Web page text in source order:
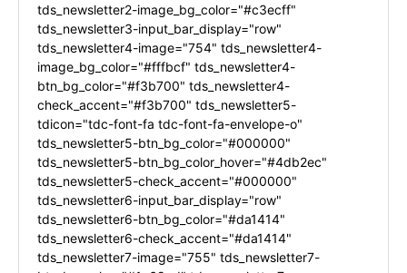
tds_newsletter2-image_bg_color="#c3ecff"
tds_newsletter3-input_bar_display="row"
tds_newsletter4-image="754" tds_newsletter4-
image_bg_color="#fffbcf" tds_newsletter4-
btn_bg_color="#f3b700" tds_newsletter4-
check_accent="#f3b700" tds_newsletter5-
tdicon="tdc-font-fa tdc-font-fa-envelope-o"
tds_newsletter5-btn_bg_color="#000000"
tds_newsletter5-btn_bg_color_hover="#4db2ec"
tds_newsletter5-check_accent="#000000"
tds_newsletter6-input_bar_display="row"
tds_newsletter6-btn_bg_color="#da1414"
tds_newsletter6-check_accent="#da1414"
tds_newsletter7-image="755" tds_newsletter7-